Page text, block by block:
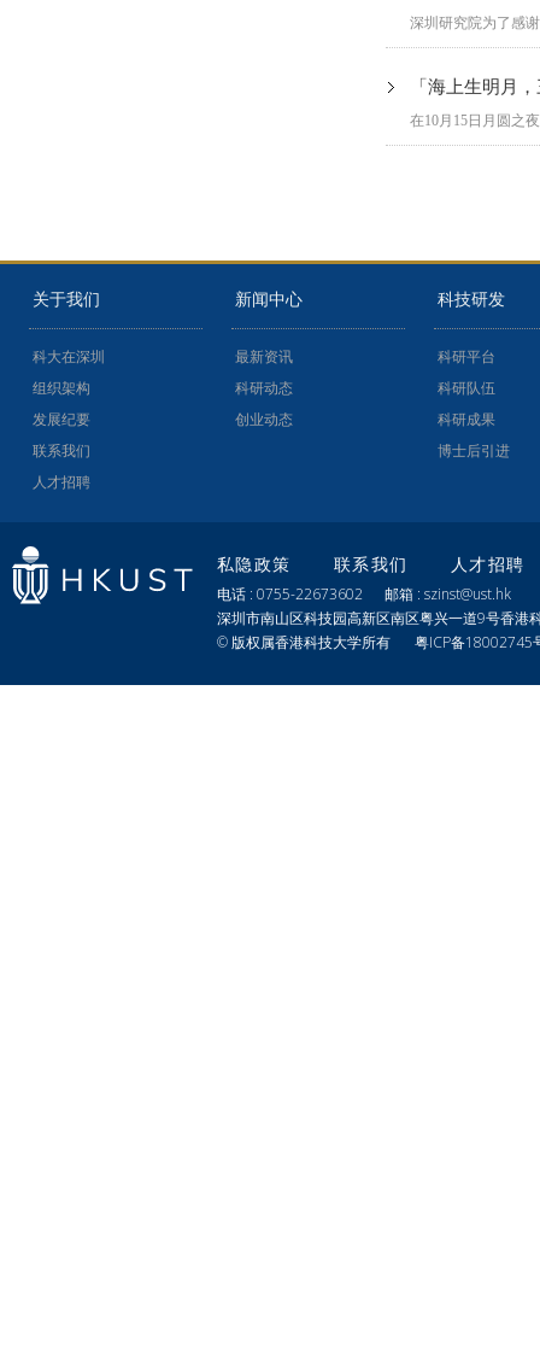
深圳研究院为了感
「海上生明月
在10月15日月圆之
关于我们
科大在深圳
组织架构
发展纪要
联系我们
人才招聘
新闻中心
最新资讯
科研动态
创业动态
科技研发
科研平台
科研队伍
科研成果
博士后引进
私隐政策 联系我们 人才招聘
电话 : 0755-22673602 邮箱 : szinst@ust.hk
深圳市南山区科技园高新区南区粤兴一道9号香港
© 版权属香港科技大学所有
粤ICP备18002745